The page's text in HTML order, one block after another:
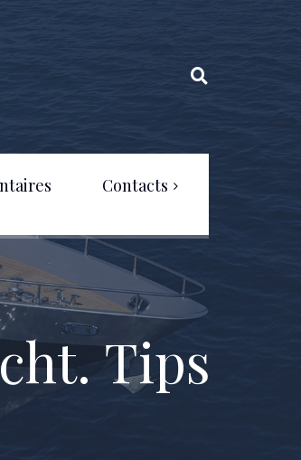
Contacts
Politique de confidentialité
Tips